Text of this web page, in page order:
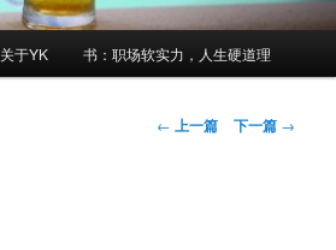
关于YK 书：职场软实力，人生硬道理
文← 上一篇 下一篇 →